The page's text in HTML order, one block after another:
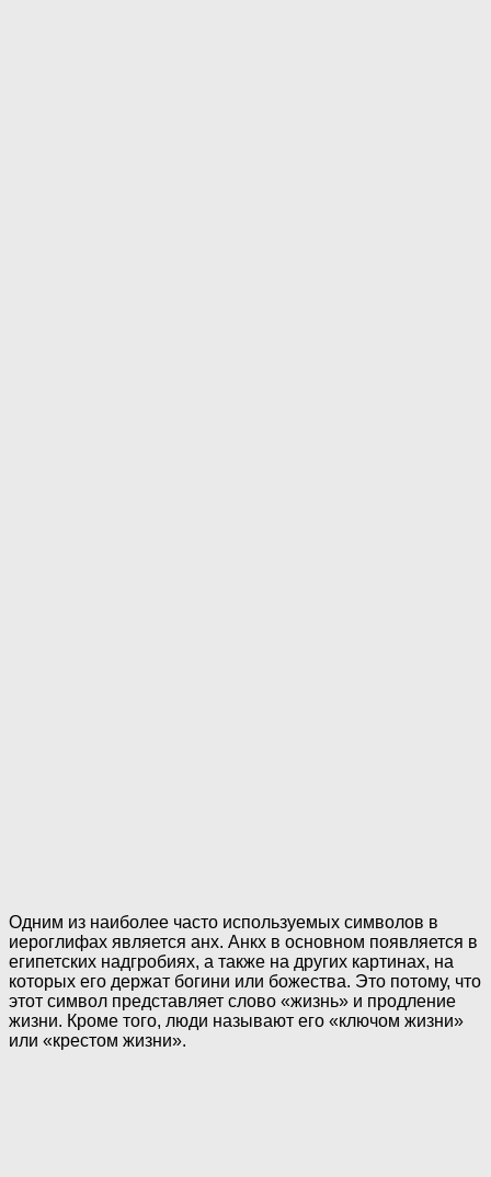
Одним из наиболее часто используемых символов в
иероглифах является анх. Анкх в основном появляется в
египетских надгробиях, а также на других картинах, на
которых его держат богини или божества. Это потому, что
этот символ представляет слово «жизнь» и продление
жизни. Кроме того, люди называют его «ключом жизни»
или «крестом жизни».